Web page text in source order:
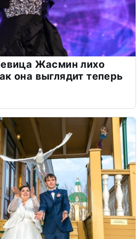
Жасмин лихо
она выглядит теперь